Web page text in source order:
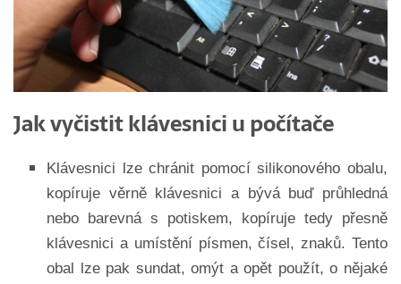
Jak vyčistit klávesnici u počítače
Klávesnici lze chránit pomocí silikonového obalu,
kopíruje věrně klávesnici a bývá buď průhledná
nebo barevná s potiskem, kopíruje tedy přesně
klávesnici a umístění písmen, čísel, znaků. Tento
obal lze pak sundat, omýt a opět použít, o nějaké